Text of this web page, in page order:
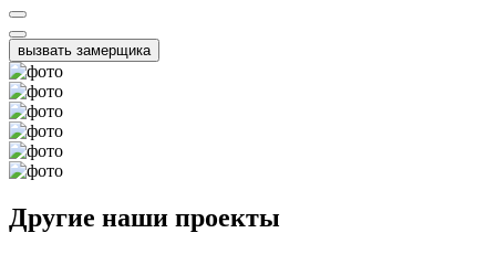
вызвать замерщика
Другие наши проекты